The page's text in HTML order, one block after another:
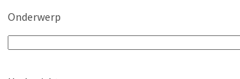
Onderwerp